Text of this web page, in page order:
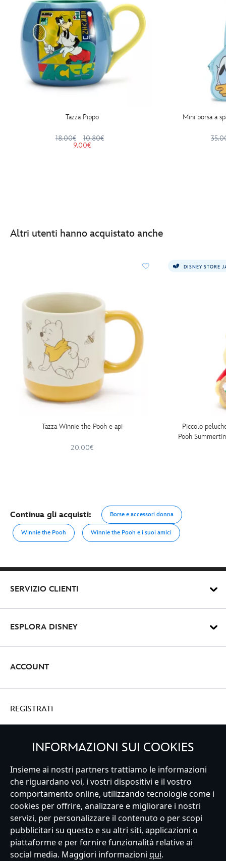
Tazza Pippo
18.00€
10.80€
9.00€
Mini borsa a
Altri utenti hanno acquistato anche
Tazza Winnie the Pooh e api
20.00€
DISNEY STORE
Piccolo
Pooh
Continua gli acquisti: Borse e accessori donna
Winnie the Pooh Winnie the Pooh e i suoi amici
SERVIZIO CLIENTI
ESPLORA DISNEY
ACCOUNT
REGISTRATI
Italy
Servizio Clienti Termini d'Uso Trova Negozio
Mappa del Sito
Normativa Europea sul trattamento dei dati personali
Informativa sulla privacy
Politica dei Cookie
Informativa sulla privacy UE
Termini e Condizioni generali
Gestisci le impostazioni dei Cookies
s172 Statements
INFORMAZIONI SUI COOKIES
Insieme ai nostri partners trattiamo le informazioni
che riguardano voi, i vostri dispositivi e il vostro
comportamento online, utilizzando tecnologie come i
cookies per offrire, analizzare e migliorare i nostri
servizi, per personalizzare il contenuto o per scopi
pubblicitari su questo e su altri siti, applicazioni o
piattaforme e per fornire funzionalità relative ai
social media. Maggiori informazioni qui.